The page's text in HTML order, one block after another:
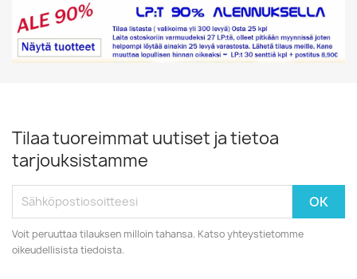
Tilaa tuoreimmat uutiset ja tietoa
tarjouksistamme
Voit peruuttaa tilauksen milloin tahansa. Katso yhteystietomme
oikeudellisista tiedoista.